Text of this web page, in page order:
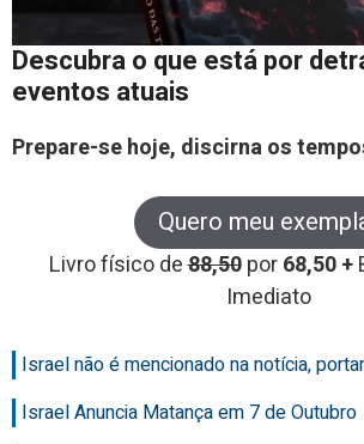
Descubra o que está por
eventos atuais
Prepare-se hoje, discirna os
Quero meu
Livro físico de88,50 por68,50 +
Imediato
Israel não é mencionado na notícia,
Israel Anuncia Matança em 7 de Outubro